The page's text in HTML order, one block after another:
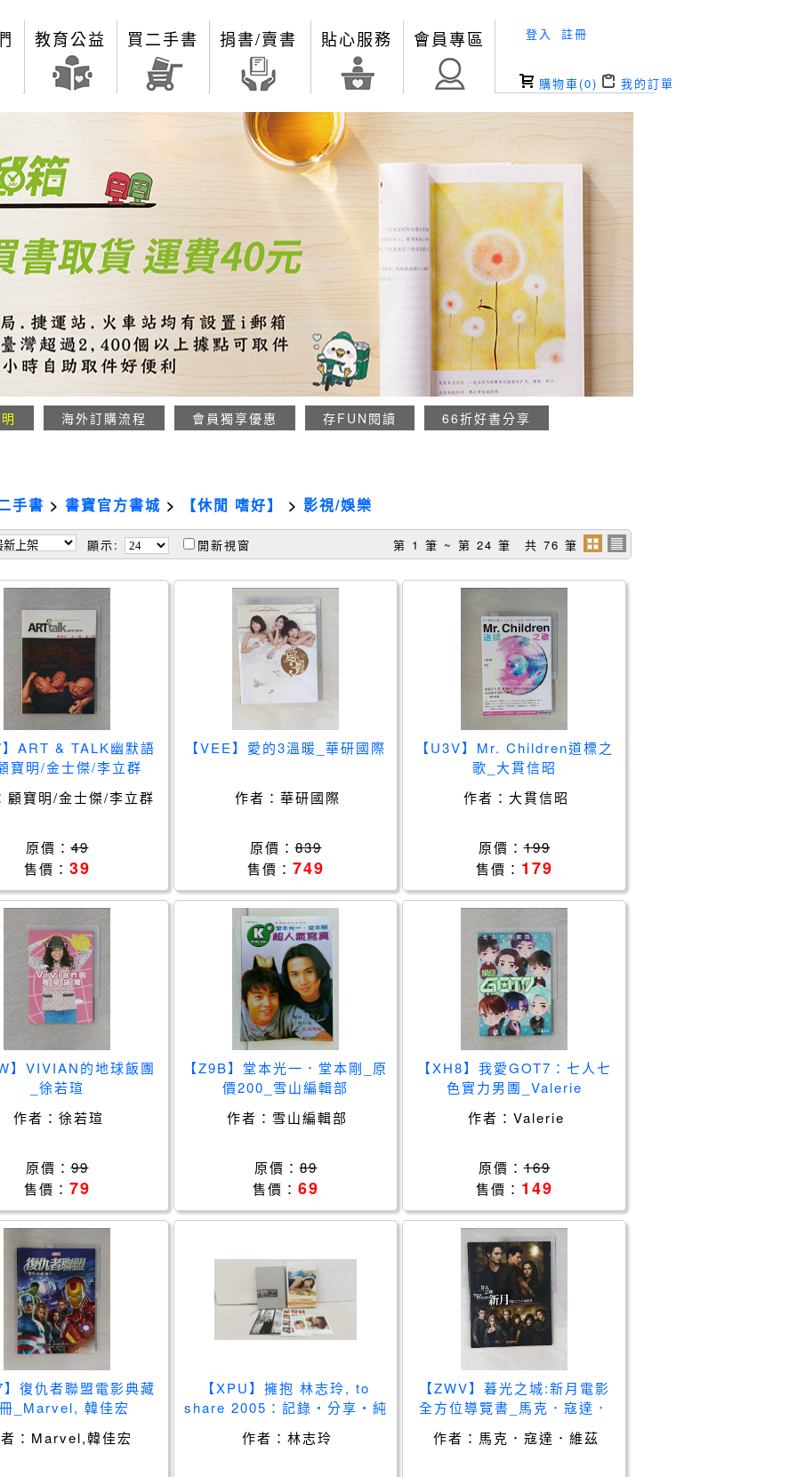
教育公益 買二手書 捐書/賣書 貼心服務 會員專區 登入 註冊
購物車(0) 我的訂單
海外訂購流程 會員獨享優惠 存FUN閱讀 66折好書分享
手書 > 書寶官方書城 > 【休閒 嗜好】 > 影視/娛樂
顯示: 開新視窗 第 1 筆 ~ 第 24 筆 共 76 筆
ART & TALK幽默語
寶明/金士傑/李立群
顧寶明/金士傑/李立群
原價：49
售價： 39
【VEE】愛的3溫暖_華研國際
作者： 華研國際
原價：839
售價： 749
【U3V】Mr. Children道標之
歌_大貫信昭
作者： 大貫信昭
原價：199
售價： 179
】VIVIAN的地球飯團
_徐若瑄
作者： 徐若瑄
原價：99
售價： 79
【Z9B】堂本光一．堂本剛_原
價200_雪山編輯部
作者： 雪山編輯部
原價：89
售價： 69
【XH8】我愛GOT7：七人七
色實力男團_Valerie
作者： Valerie
原價：169
售價： 149
復仇者聯盟電影典藏
_Marvel, 韓佳宏
： Marvel,韓佳宏
【XPU】擁抱 林志玲, to
share 2005：記錄‧分享‧純
作者： 林志玲
【ZWV】暮光之城:新月電影
全方位導覽書_馬克．寇達．
作者： 馬克．寇達．維茲